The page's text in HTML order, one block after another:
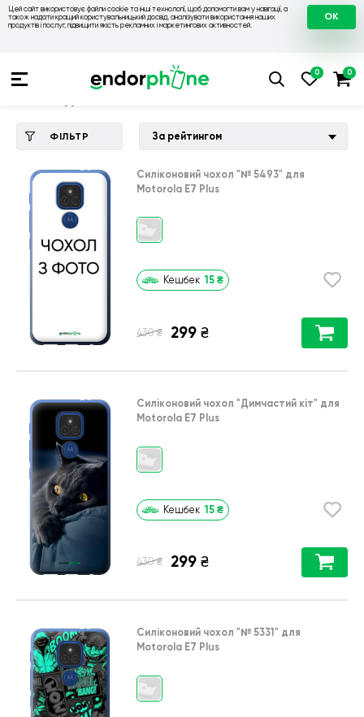
Цей сайт використовує файли cookie та інші технології, щоб допомогти вам у навігації, а
також надати кращий користувальницький досвід, аналізувати використання наших
продуктів і послуг, підвищити якість рекламних і маркетингових активностей.
OK
💙 Чохли на Motorola 💛 Чохол для
ФІЛЬТР За рейтингом
Силіконовий чохол "№ 5493" для
Motorola E7 Plus
Кешбек 15 ₴
430 ₴ 299 ₴
Силіконовий чохол "Димчастий кіт" для
Motorola E7 Plus
Кешбек 15 ₴
430 ₴ 299 ₴
Силіконовий чохол "№ 5331" для
Motorola E7 Plus